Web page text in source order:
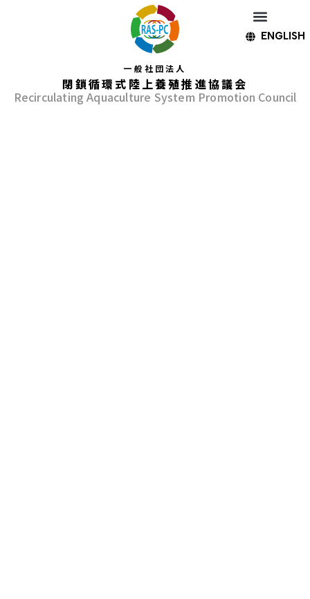
ENGLISH
一般社団法人
閉鎖循環式陸上養殖推進協議会
Recirculating Aquaculture System Promotion Council